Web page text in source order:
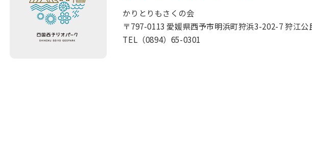
かりとりもさくの会
〒797-0113 愛媛県西予市明浜町狩浜3-202-7 狩江公
TEL（0894）65-0301